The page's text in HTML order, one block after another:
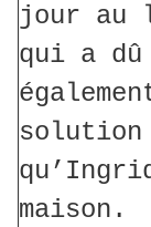
jour au
qui a
solution
maison.